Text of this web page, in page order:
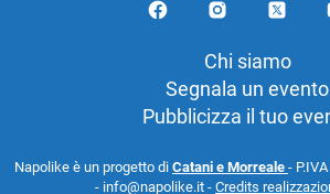
Chi siamo
Segnala un evento
Pubblicizza il tuo
Napolike è un progetto di Catani e Morreale -
- info@napolike.it - Credits